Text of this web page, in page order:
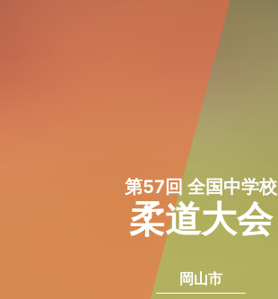
第57回 全国中学校
柔道大会
岡山市